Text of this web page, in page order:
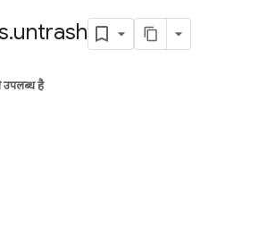
.untrash
उपलब्ध है